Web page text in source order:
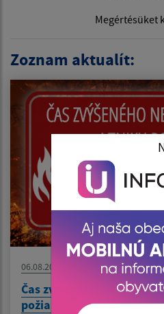
Megértésüket
Zoznam aktualít:
06.08.2026
Čas zvýšeného
požiaru/Fokozottan